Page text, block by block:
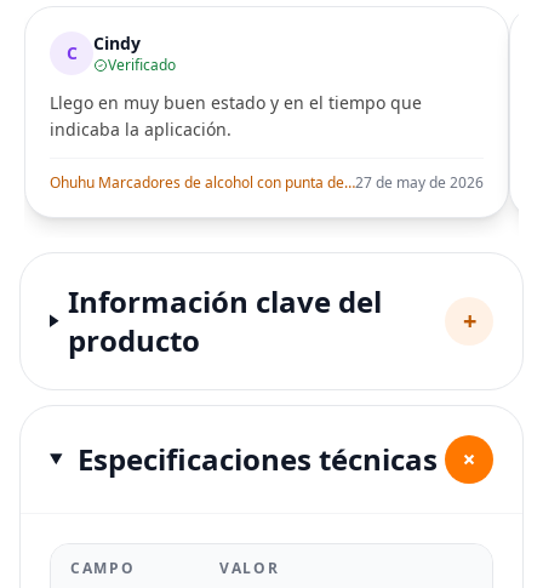
C Cindy
Verificado
Llego en muy buen estado y en el tiempo que
indicaba la aplicación.
Ohuhu Marcadores de alcohol con punta de pincel – Juego de marcadores artísticos de doble punta con certificación AP para artistas adultos27 de may de 2026
Información clave del
producto
+
Especificaciones técnicas +
CAMPO VALOR